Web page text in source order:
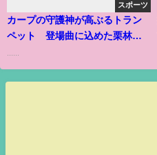
スポーツ
カープの守護神が高ぶるトラン
ペット 登場曲に込めた栗林良